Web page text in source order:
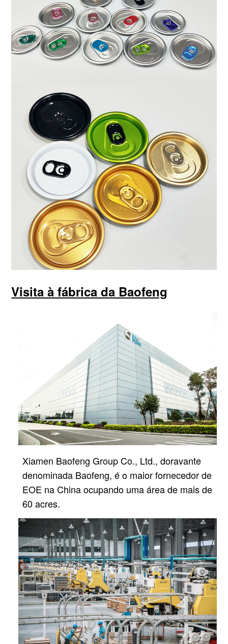
Visita à fábrica da Baofeng
Xiamen Baofeng Group Co., Ltd., doravante
denominada Baofeng, é o maior fornecedor de
EOE na Chinaocupando uma área de mais de
60 acres.